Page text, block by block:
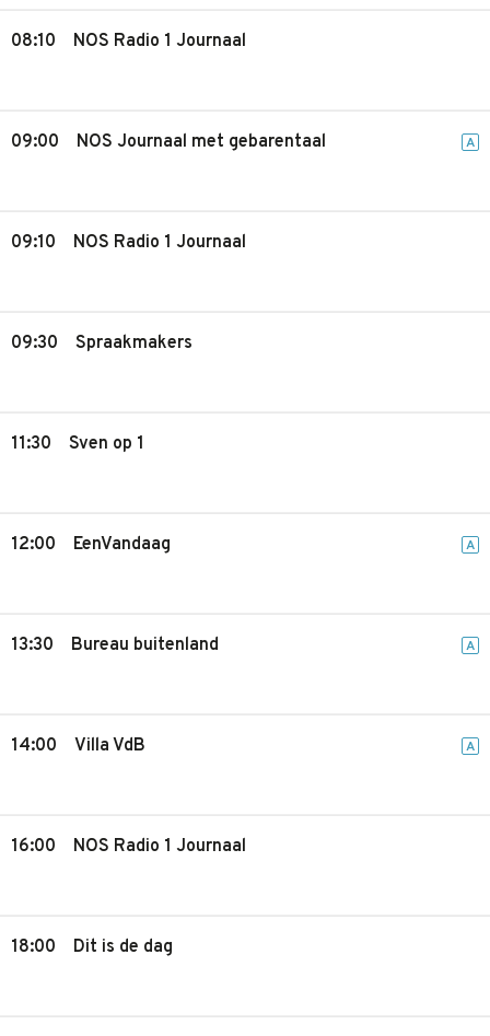
08:10 NOS Radio 1 Journaal
09:00 NOS Journaal met gebarentaal A
09:10 NOS Radio 1 Journaal
09:30 Spraakmakers
11:30 Sven op 1
12:00 EenVandaag A
13:30 Bureau buitenland A
14:00 Villa VdB A
16:00 NOS Radio 1 Journaal
18:00 Dit is de dag